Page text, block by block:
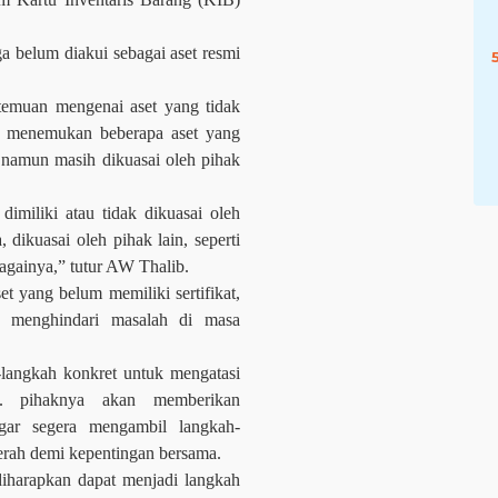
belum diakui sebagai aset resmi
mengenai aset yang tidak
beberapa aset yang
masih dikuasai oleh pihak
dimiliki atau tidak dikuasai oleh
dikuasai oleh pihak lain, seperti
tutur AW Thalib.
yang belum memiliki sertifikat,
masalah di masa
konkret untuk mengatasi
pihaknya akan memberikan
segera mengambil langkah-
demi kepentingan bersama.
dapat menjadi langkah